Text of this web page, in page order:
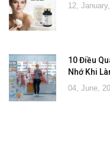
12,
10 Điều
Nhớ Khi
04, June,